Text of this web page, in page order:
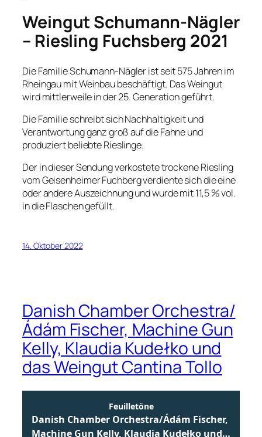
Weingut Schumann-Nägler
– Riesling Fuchsberg 2021
Die Familie Schumann-Nägler ist seit 575 Jahren im
Rheingau mit Weinbau beschäftigt. Das Weingut
wird mittlerweile in der 25. Generation geführt.
Die Familie schreibt sich Nachhaltigkeit und
Verantwortung ganz groß auf die Fahne und
produziert beliebte Rieslinge.
Der in dieser Sendung verkostete trockene Riesling
vom Geisenheimer Fuchberg verdiente sich die eine
oder andere Auszeichnung und wurde mit 11,5 % vol.
in die Flaschen gefüllt.
14. Oktober 2022
Danish Chamber Orchestra/
Ádám Fischer, Machine Gun
Kelly, Klaudia Kudełko und
das Weingut Cantina Tollo